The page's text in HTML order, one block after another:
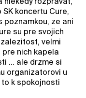
koncertu Cure,
poznamkou, ze ani
su pre svojich
velmi
nich kapela
... ale drzme si
organizatorovi u
k spokojnosti